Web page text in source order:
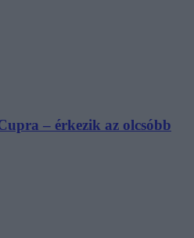
– érkezik az olcsóbb